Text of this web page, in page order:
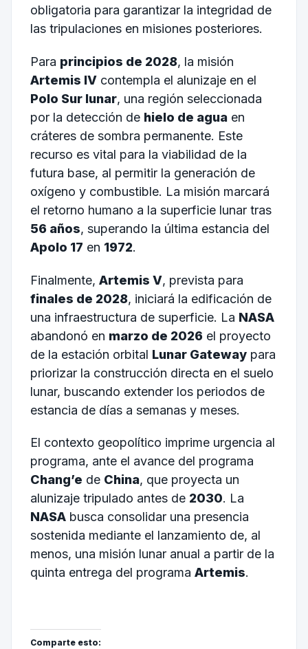
obligatoria para garantizar la integridad de
las tripulaciones en misiones posteriores.
Para principios de 2028, la misión
Artemis IVcontempla el alunizaje en el
Polo Sur lunar, una región seleccionada
por la detección de hielo de aguaen
cráteres de sombra permanente. Este
recurso es vital para la viabilidad de la
futura base, al permitir la generación de
oxígeno y combustible. La misión marcará
el retorno humano a la superficie lunar tras
56 años, superando la última estancia del
Apolo 17 en 1972.
Finalmente, Artemis V, prevista para
finales de 2028, iniciará la edificación de
una infraestructura de superficie. La NASA
abandonó en marzo de 2026 el proyecto
de la estación orbital Lunar Gatewaypara
priorizar la construcción directa en el suelo
lunar, buscando extender los periodos de
estancia de días a semanas y meses.
El contexto geopolítico imprime urgencia al
programa, ante el avance del programa
Chang’e de China, que proyecta un
alunizaje tripulado antes de 2030. La
NASAbusca consolidar una presencia
sostenida mediante el lanzamiento de, al
menos, una misión lunar anual a partir de la
quinta entrega del programa Artemis.
Comparte esto: